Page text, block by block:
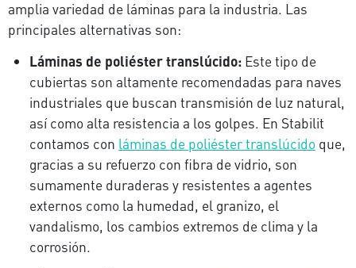
amplia variedad de láminas para la industria. Las
principales alternativas son:
Láminas de poliéster translúcido:Este tipo de
cubiertas son altamente recomendadas para naves
industriales que buscan transmisión de luz natural,
así como alta resistencia a los golpes. En Stabilit
contamos con láminas de poliéster translúcidoque,
gracias a su refuerzo con fibra de vidrio, son
sumamente duraderas y resistentes a agentes
externos como la humedad, el granizo, el
vandalismo, los cambios extremos de clima y la
corrosión.